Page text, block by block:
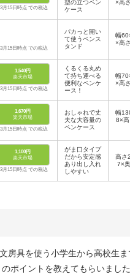
月15日時点 での税込
型の立つペン
ケース
×高
月15日時点 での税込
パカっと開い
て使うペンス
タンド
幅
×高
1,540円
楽天市場
月15日時点 での税込
くるくる丸め
て持ち運べる
便利なペンケ
ース！
幅
×高
1,670円
楽天市場
月15日時点 での税込
おしゃれで丈
夫な大容量の
ペンケース
幅
8×
1,100円
楽天市場
月15日時点 での税込
がま口タイプ
だから安定感
あり出し入れ
しやすい
高さ
7×
房具を使う小学生から高校生ま
ポイントを教えてもらいました